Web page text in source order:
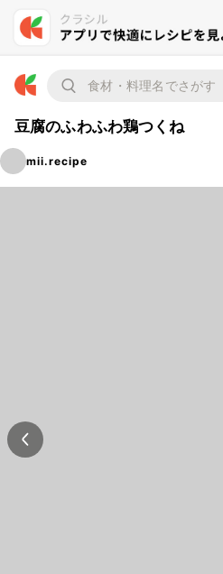
豆腐のふわふわ鶏つくね
mii.recipe